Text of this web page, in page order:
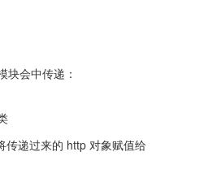
块会中传递：
传递过来的 http 对象赋值给